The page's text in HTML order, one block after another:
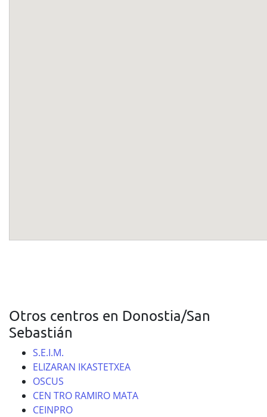
Otros centros en Donostia/San
Sebastián
S.E.I.M.
ELIZARAN IKASTETXEA
OSCUS
CEN TRO RAMIRO MATA
CEINPRO